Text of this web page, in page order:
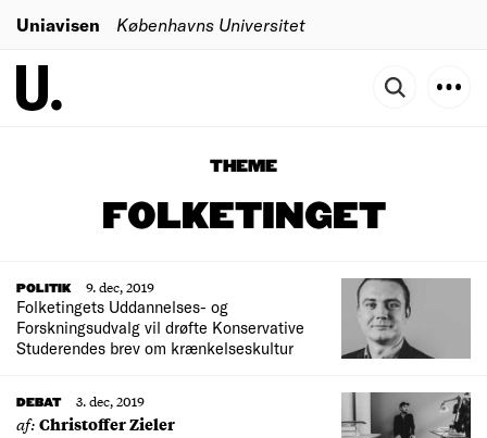
Uniavisen Københavns Universitet
THEME
FOLKETINGET
POLITIK
9. dec, 2019
Folketingets Uddannelses- og
Forskningsudvalg vil drøfte Konservative
Studerendes brev om krænkelseskultur
DEBAT 3. dec, 2019
af:Christoffer Zieler